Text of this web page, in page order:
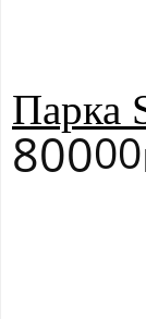
Парка
80000